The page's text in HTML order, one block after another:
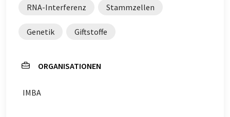
RNA-Interferenz Stammzellen
Genetik Giftstoffe
ORGANISATIONEN
IMBA